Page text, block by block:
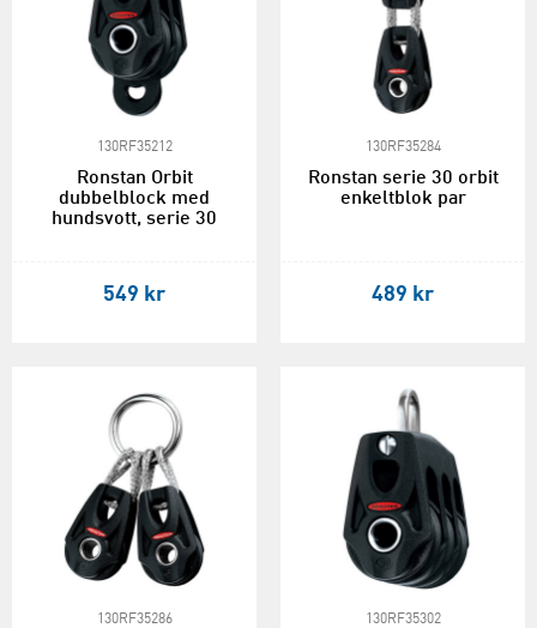
130RF35212
Ronstan Orbit
dubbelblock med
hundsvott, serie 30
549 kr
130RF35284
Ronstan serie 30 orbit
enkeltblok par
489 kr
130RF35286 130RF35302